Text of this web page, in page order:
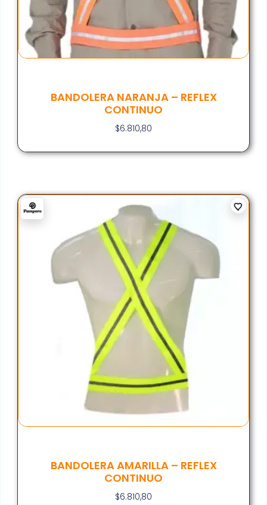
BANDOLERA NARANJA – REFLEX
CONTINUO
$6.810,80
BANDOLERA AMARILLA – REFLEX
CONTINUO
$6.810,80